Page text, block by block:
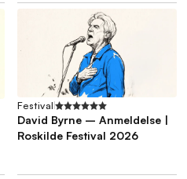
Festival
David Byrne – Anmeldelse |
Roskilde Festival 2026